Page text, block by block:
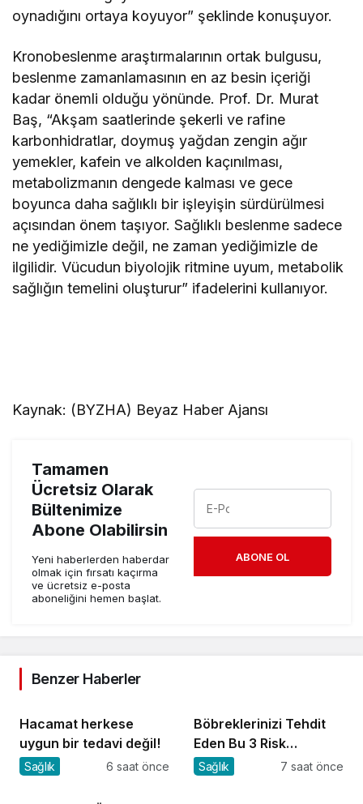
oynadığını ortaya koyuyor” şeklinde konuşuyor.
Kronobeslenme araştırmalarının ortak bulgusu,
beslenme zamanlamasının en az besin içeriği
kadar önemli olduğu yönünde. Prof. Dr. Murat
Baş, “Akşam saatlerinde şekerli ve rafine
karbonhidratlar, doymuş yağdan zengin ağır
yemekler, kafein ve alkolden kaçınılması,
metabolizmanın dengede kalması ve gece
boyunca daha sağlıklı bir işleyişin sürdürülmesi
açısından önem taşıyor. Sağlıklı beslenme sadece
ne yediğimizle değil, ne zaman yediğimizle de
ilgilidir. Vücudun biyolojik ritmine uyum, metabolik
sağlığın temelini oluşturur” ifadelerini kullanıyor.
Kaynak: (BYZHA) Beyaz Haber Ajansı
Tamamen
Ücretsiz Olarak
Bültenimize
Abone Olabilirsin
Yeni haberlerden haberdar
olmak için fırsatı kaçırma
ve ücretsiz e-posta
aboneliğini hemen başlat.
ABONE OL
Benzer Haberler
Hacamat herkese
uygun bir tedavi değil!
Sağlık 6 saat önce
Böbreklerinizi Tehdit
Eden Bu 3 Risk
Faktörüne Dikkat!
Sağlık 7 saat önce